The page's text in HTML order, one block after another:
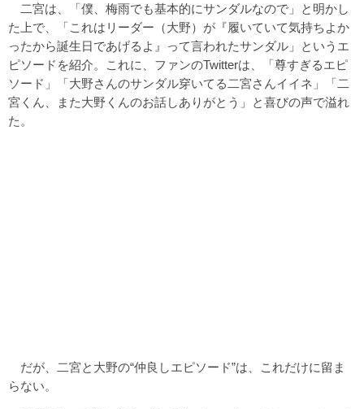
二宮は、「僕、梅雨でも基本的にサンダルなので」と明かし
た上で、「これはリーダー（大野）が『履いていて気持ちよか
ったから誕生日であげるよ』って言われたサンダル」というエ
ピソードを紹介。これに、ファンのTwitterは、「尊すぎるエピ
ソード」「大野さんのサンダル穿いてる二宮さんイイネ」「二
宮くん、また大野くんのお話しありがとう」と喜びの声で溢れ
た。
だが、二宮と大野の“仲良しエピソード”は、これだけに留ま
らない。